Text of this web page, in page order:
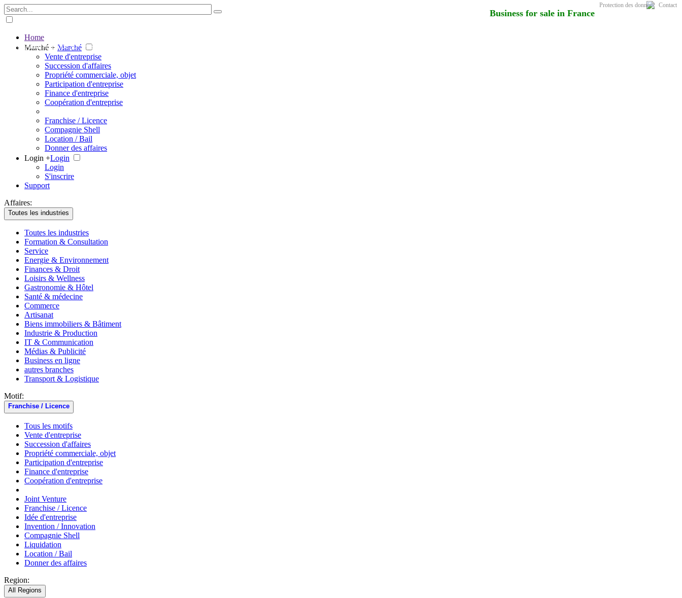
Business for sale in France
The big marketplace for business
Protection des données Contact
Home
Marché + Marché
Vente d'entreprise
Succession d'affaires
Propriété commerciale, objet
Participation d'entreprise
Finance d'entreprise
Coopération d'entreprise
Franchise / Licence
Compagnie Shell
Location / Bail
Donner des affaires
Login +Login
Login
S'inscrire
Support
Affaires:
Toutes les industries
Toutes les industries
Formation & Consultation
Service
Energie & Environnement
Finances & Droit
Loisirs & Wellness
Gastronomie & Hôtel
Santé & médecine
Commerce
Artisanat
Biens immobiliers & Bâtiment
Industrie & Production
IT & Communication
Médias & Publicité
Business en ligne
autres branches
Transport & Logistique
Motif:
Franchise / Licence
Tous les motifs
Vente d'entreprise
Succession d'affaires
Propriété commerciale, objet
Participation d'entreprise
Finance d'entreprise
Coopération d'entreprise
Joint Venture
Franchise / Licence
Idée d'entreprise
Invention / Innovation
Compagnie Shell
Liquidation
Location / Bail
Donner des affaires
Region:
All Regions